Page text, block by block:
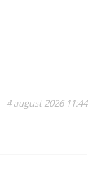
4 august 2026 11:44